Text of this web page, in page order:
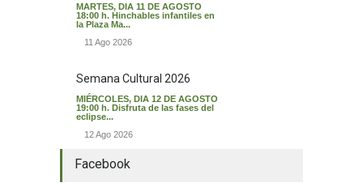
MARTES, DIA 11 DE AGOSTO
18:00 h. Hinchables infantiles en
la Plaza Ma...
11 Ago 2026
Semana Cultural 2026
MIÉRCOLES, DIA 12 DE AGOSTO
19:00 h. Disfruta de las fases del
eclipse...
12 Ago 2026
Facebook